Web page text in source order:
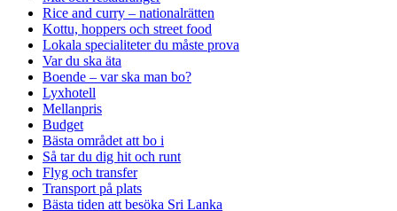
Rice and curry – nationalrätten
Kottu, hoppers och street food
Lokala specialiteter du måste prova
Var du ska äta
Boende – var ska man bo?
Lyxhotell
Mellanpris
Budget
Bästa området att bo i
Så tar du dig hit och runt
Flyg och transfer
Transport på plats
Bästa tiden att besöka Sri Lanka